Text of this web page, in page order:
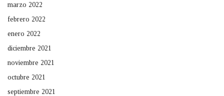
marzo 2022
febrero 2022
enero 2022
diciembre 2021
noviembre 2021
octubre 2021
septiembre 2021